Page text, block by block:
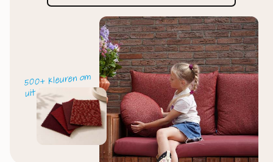
500+ kleuren om
uit te kiezen